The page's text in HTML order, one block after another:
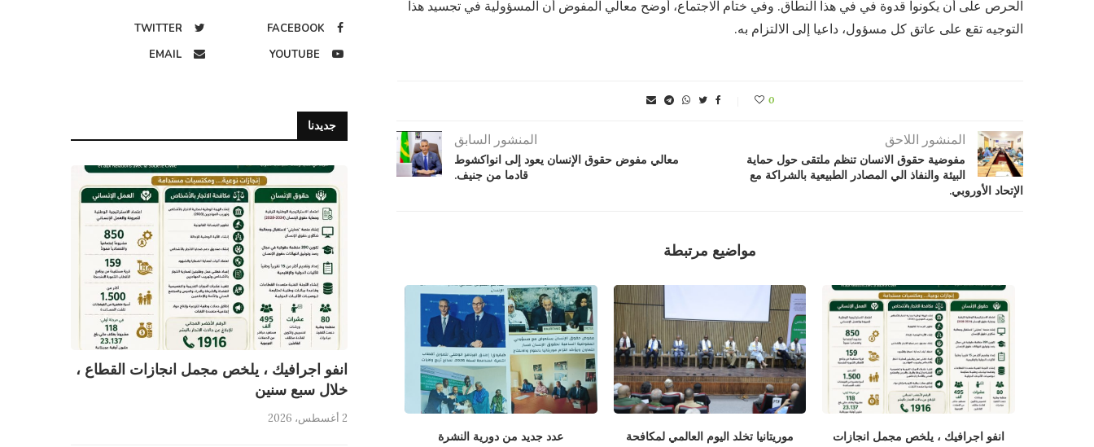
الحرص على أن يكونوا قدوة في في هذا النطاق. وفي ختام الاجتماع، أوضح معالي المفوض أن المسؤولية في تجسيد هذا
التوجيه تقع على عاتق كل مسؤول، داعيا إلى الالتزام به.
0
المنشور السابق
معالي مفوض حقوق الإنسان يعود إلى انواكشوط
قادما من جنيف.
المنشور اللاحق
مفوضية حقوق الانسان تنظم ملتقى حول حماية
البيئة والنفاذ الي المصادر الطبيعية بالشراكة مع
الإتحاد الأوروبي.
مواضيع مرتبطة
انفو اجرافيك ، يلخص مجمل انجازات
موريتانيا تخلد اليوم العالمي لمكافحة
عدد جديد من دورية النشرة
FACEBOOK
TWITTER
YOUTUBE
EMAIL
جديدنا
انفو اجرافيك ، يلخص مجمل انجازات القطاع ،
خلال سبع سنين
2 أغسطس، 2026